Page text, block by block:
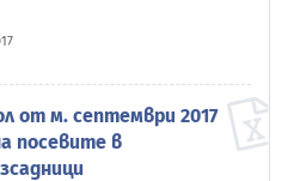
от м. септември 2017
посевите в